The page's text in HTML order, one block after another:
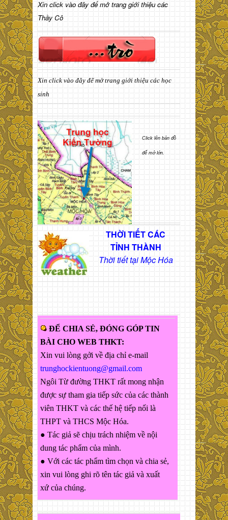
Xin click vào đây để mở trang giới thiệu các
Thầy Cô
Xin click vào đây để mở trang giới thiệu các học
sinh
Click lên bản đồ
để mở lớn.
THỜI TIẾT CÁC
TỈNH THÀNH
Thời tiết tại Mộc Hóa
ĐỂ CHIA SẺ, ĐÓNG GÓP TIN
BÀI CHO WEB THKT:
Xin vui lòng gởi về địa chỉ e-mail
trunghockientuong@gmail.com
Ngôi Từ đường THKT rất mong nhận
được sự tham gia tiếp sức của các thành
viên THKT và các thế hệ tiếp nối là
THPT và THCS Mộc Hóa.
● Tác giả sẽ chịu trách nhiệm về nội
dung tác phẩm của mình.
● Với các tác phẩm tìm chọn và chia sẻ,
xin vui lòng ghi rõ tên tác giả và xuất
xứ của chúng.